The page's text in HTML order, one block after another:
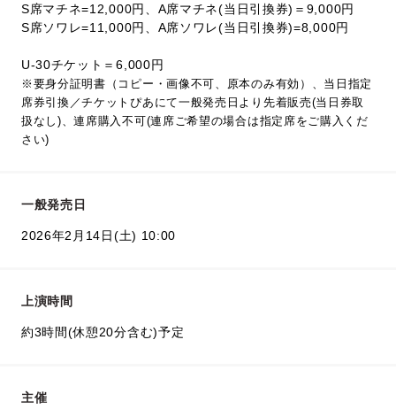
S席マチネ=12,000円、A席マチネ(当日引換券)＝9,000円
S席ソワレ=11,000円、A席ソワレ(当日引換券)=8,000円
U-30チケット＝6,000円
※要身分証明書（コピー・画像不可、原本のみ有効）、当日指定
席券引換／チケットぴあにて一般発売日より先着販売(当日券取
扱なし)、連席購入不可(連席ご希望の場合は指定席をご購入くだ
さい)
一般発売日
2026年2月14日(土) 10:00
上演時間
約3時間(休憩20分含む)予定
主催